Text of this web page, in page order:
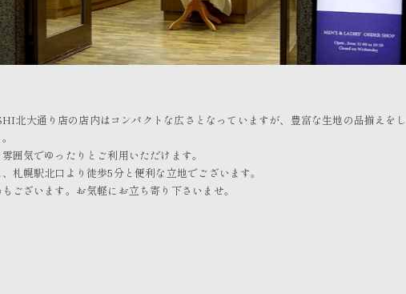
北大通り店の店内はコンパクトな広さとなっていますが、豊富な生地の品揃えをし
囲気でゆったりとご利用いただけます。
札幌駅北口より徒歩5分と便利な立地でございます。
ございます。お気軽にお立ち寄り下さいませ。